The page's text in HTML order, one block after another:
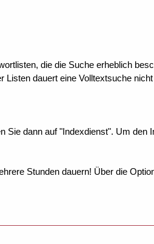
die die Suche erheblich
dauert eine Volltextsuche
Sie dann auf "Indexdienst". Um den
Stunden dauern! Über die